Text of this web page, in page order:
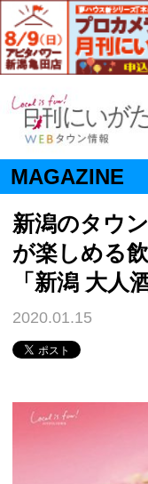
MAGAZINE
新潟のタウ
が楽しめる
「新潟 大人
2020.01.15